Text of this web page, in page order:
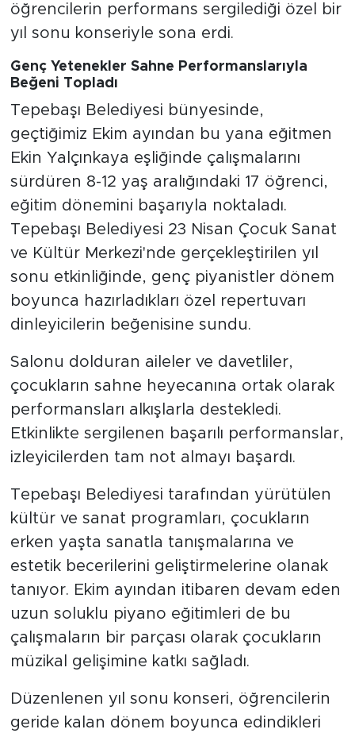
öğrencilerin performans sergilediği özel bir
yıl sonu konseriyle sona erdi.
Genç Yetenekler Sahne Performanslarıyla
Beğeni Topladı
Tepebaşı Belediyesi bünyesinde,
geçtiğimiz Ekim ayından bu yana eğitmen
Ekin Yalçınkaya eşliğinde çalışmalarını
sürdüren 8-12 yaş aralığındaki 17 öğrenci,
eğitim dönemini başarıyla noktaladı.
Tepebaşı Belediyesi 23 Nisan Çocuk Sanat
ve Kültür Merkezi'nde gerçekleştirilen yıl
sonu etkinliğinde, genç piyanistler dönem
boyunca hazırladıkları özel repertuvarı
dinleyicilerin beğenisine sundu.
Salonu dolduran aileler ve davetliler,
çocukların sahne heyecanına ortak olarak
performansları alkışlarla destekledi.
Etkinlikte sergilenen başarılı performanslar,
izleyicilerden tam not almayı başardı.
Tepebaşı Belediyesi tarafından yürütülen
kültür ve sanat programları, çocukların
erken yaşta sanatla tanışmalarına ve
estetik becerilerini geliştirmelerine olanak
tanıyor. Ekim ayından itibaren devam eden
uzun soluklu piyano eğitimleri de bu
çalışmaların bir parçası olarak çocukların
müzikal gelişimine katkı sağladı.
Düzenlenen yıl sonu konseri, öğrencilerin
geride kalan dönem boyunca edindikleri